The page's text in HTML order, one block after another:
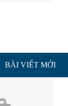
BÀI VIẾT MỚI